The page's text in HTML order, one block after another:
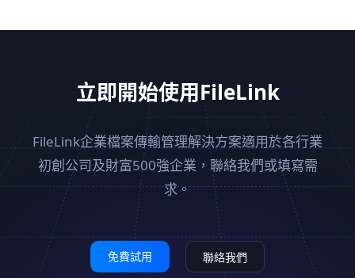
立即開始使用FileLink
FileLink企業檔案傳輸管理解決方案適用於各行業
初創公司及財富500強企業，聯絡我們或填寫需
求。
免費試用 聯絡我們